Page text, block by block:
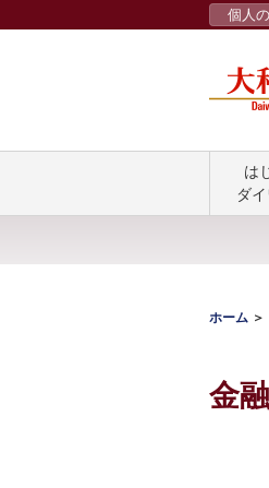
個人
は
ダ
ホーム
金